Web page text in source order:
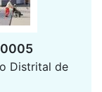
Distrital de